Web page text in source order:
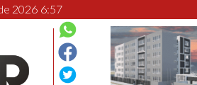
2026 6:57